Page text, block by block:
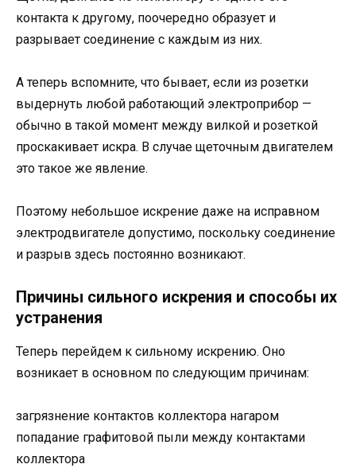
контакта к другому, поочередно образует и
разрывает соединение с каждым из них.
А теперь вспомните, что бывает, если из розетки
выдернуть любой работающий электроприбор —
обычно в такой момент между вилкой и розеткой
проскакивает искра. В случае щеточным двигателем
это такое же явление.
Поэтому небольшое искрение даже на исправном
электродвигателе допустимо, поскольку соединение
и разрыв здесь постоянно возникают.
Причины сильного искрения и способы их
устранения
Теперь перейдем к сильному искрению. Оно
возникает в основном по следующим причинам:
загрязнение контактов коллектора нагаром
попадание графитовой пыли между контактами
коллектора